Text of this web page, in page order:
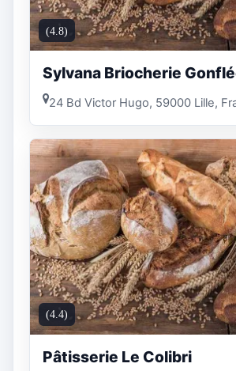
(4.8)
Sylvana Briocherie
24 Bd Victor Hugo, 59000 Lille,
(4.4)
Pâtisserie Le Colibri